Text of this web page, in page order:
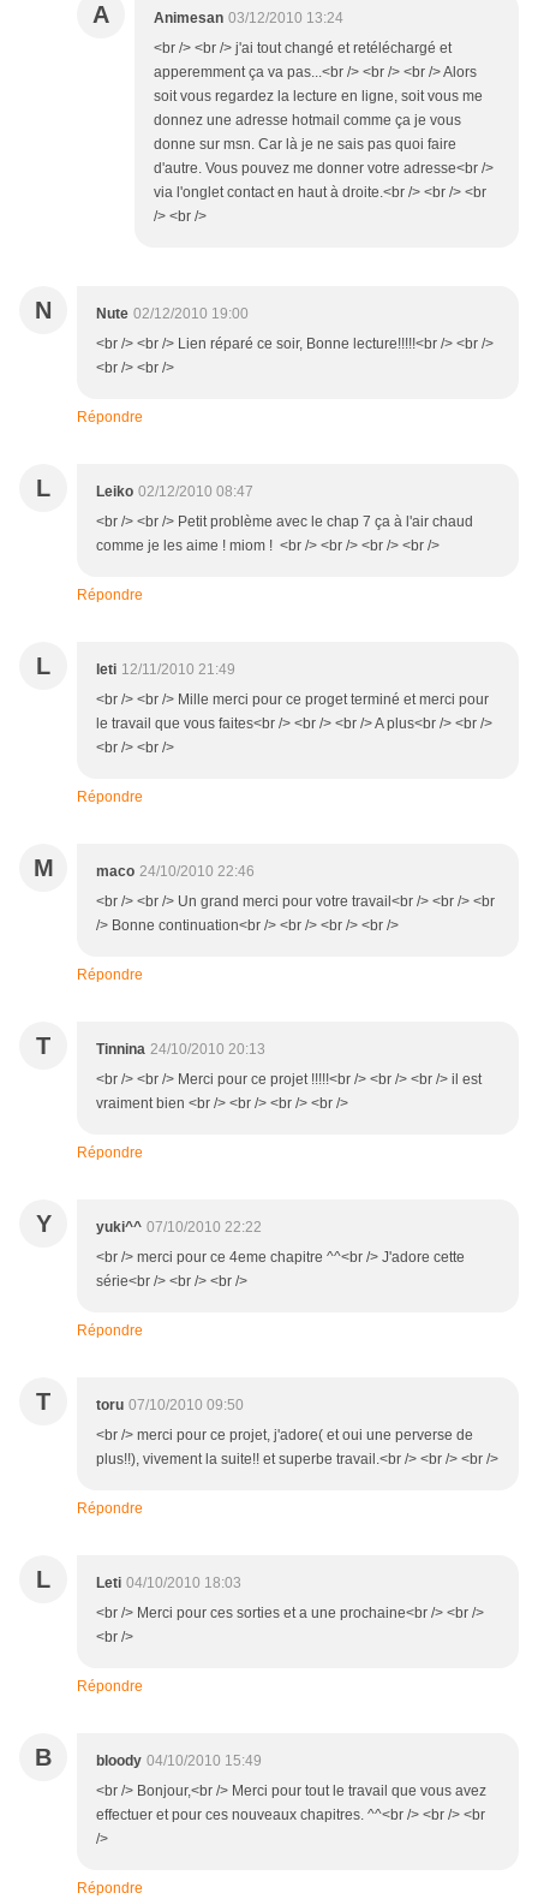
A Animesan 03/12/2010 13:24
<br /> <br /> j'ai tout changé et retéléchargé et
apperemment ça va pas...<br /> <br /> <br /> Alors
soit vous regardez la lecture en ligne, soit vous me
donnez une adresse hotmail comme ça je vous
donne sur msn. Car là je ne sais pas quoi faire
d'autre. Vous pouvez me donner votre adresse<br />
via l'onglet contact en haut à droite.<br /> <br /> <br
/> <br />
N Nute 02/12/2010 19:00
<br /> <br /> Lien réparé ce soir, Bonne lecture!!!!!<br /> <br />
<br /> <br />
Répondre
L Leiko 02/12/2010 08:47
<br /> <br /> Petit problème avec le chap 7 ça à l'air chaud
comme je les aime ! miom ! <br /> <br /> <br /> <br />
Répondre
L leti 12/11/2010 21:49
<br /> <br /> Mille merci pour ce proget terminé et merci pour
le travail que vous faites<br /> <br /> <br /> A plus<br /> <br />
<br /> <br />
Répondre
M maco 24/10/2010 22:46
<br /> <br /> Un grand merci pour votre travail<br /> <br /> <br
/> Bonne continuation<br /> <br /> <br /> <br />
Répondre
T Tinnina 24/10/2010 20:13
<br /> <br /> Merci pour ce projet !!!!!<br /> <br /> <br /> il est
vraiment bien <br /> <br /> <br /> <br />
Répondre
Y yuki^^ 07/10/2010 22:22
<br /> merci pour ce 4eme chapitre ^^<br /> J'adore cette
série<br /> <br /> <br />
Répondre
T toru 07/10/2010 09:50
<br /> merci pour ce projet, j'adore( et oui une perverse de
plus!!), vivement la suite!! et superbe travail.<br /> <br /> <br />
Répondre
L Leti 04/10/2010 18:03
<br /> Merci pour ces sorties et a une prochaine<br /> <br />
<br />
Répondre
B bloody 04/10/2010 15:49
<br /> Bonjour,<br /> Merci pour tout le travail que vous avez
effectuer et pour ces nouveaux chapitres. ^^<br /> <br /> <br
/>
Répondre